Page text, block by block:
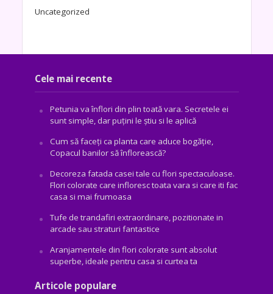
Uncategorized
Cele mai recente
Petunia va înflori din plin toată vara. Secretele ei
sunt simple, dar puțini le știu si le aplică
Cum să faceți ca planta care aduce bogăţie,
Copacul banilor să înflorească?
Decoreza fatada casei tale cu flori spectaculoase.
Flori colorate care infloresc toata vara si care iti fac
casa si mai frumoasa
Tufe de trandafiri extraordinare, pozitionate in
arcade sau straturi fantastice
Aranjamentele din flori colorate sunt absolut
superbe, ideale pentru casa si curtea ta
Articole populare